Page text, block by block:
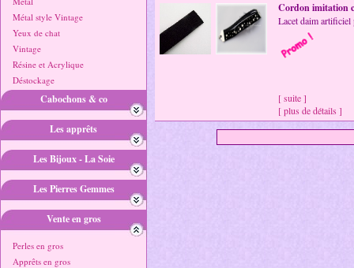
Métal style Vintage
Yeux de chat
Vintage
Résine et Acrylique
Déstockage
Cabochons & co
Les apprêts
Les Bijoux - La Soie
Les Pierres Gemmes
Vente en gros
Perles en gros
Apprêts en gros
Cordon imitation
Lacet daim
[ suite ]
[ plus de détails ]